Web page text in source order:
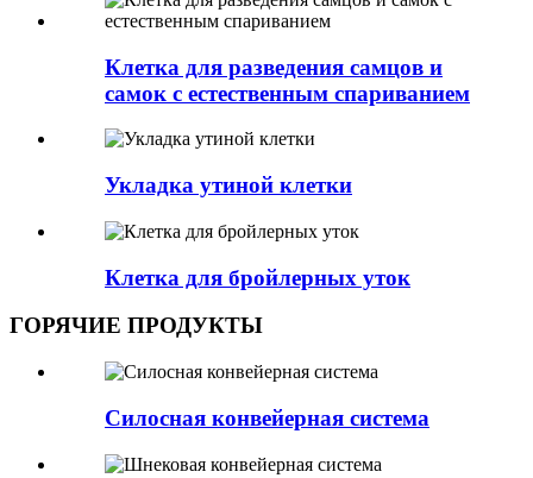
Клетка для разведения самцов и
самок с естественным спариванием
Укладка утиной клетки
Клетка для бройлерных уток
ГОРЯЧИЕ ПРОДУКТЫ
Силосная конвейерная система